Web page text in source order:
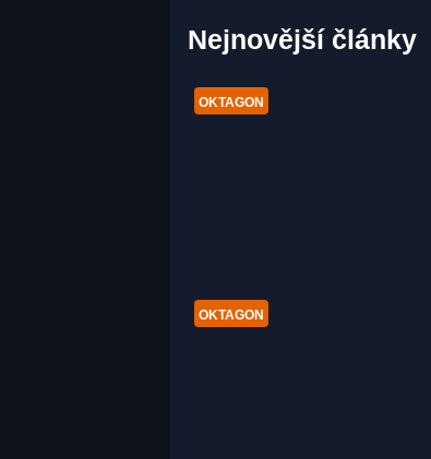
Nejnovější články
OKTAGON
OKTAGON